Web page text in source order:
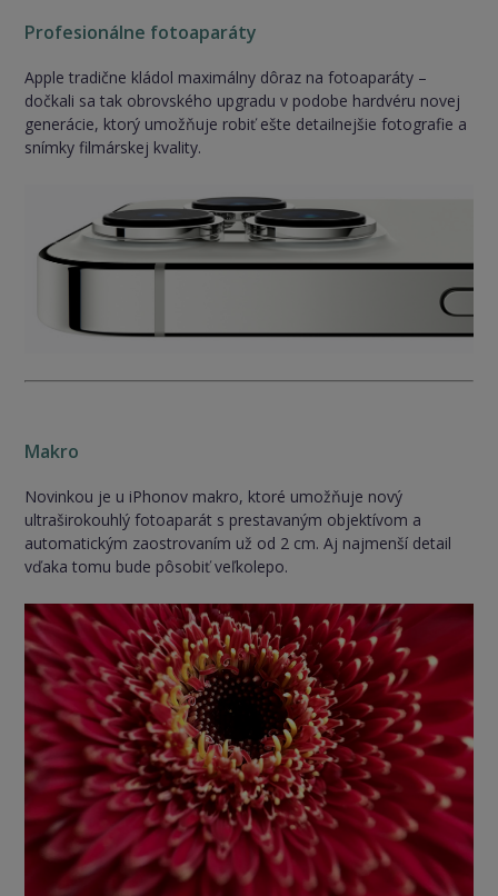
Profesionálne fotoaparáty
Apple tradične kládol maximálny dôraz na fotoaparáty –
dočkali sa tak obrovského upgradu v podobe hardvéru novej
generácie, ktorý umožňuje robiť ešte detailnejšie fotografie a
snímky filmárskej kvality.
Makro
Novinkou je u iPhonov makro, ktoré umožňuje nový
ultraširokouhlý fotoaparát s prestavaným objektívom a
automatickým zaostrovaním už od 2 cm. Aj najmenší detail
vďaka tomu bude pôsobiť veľkolepo.